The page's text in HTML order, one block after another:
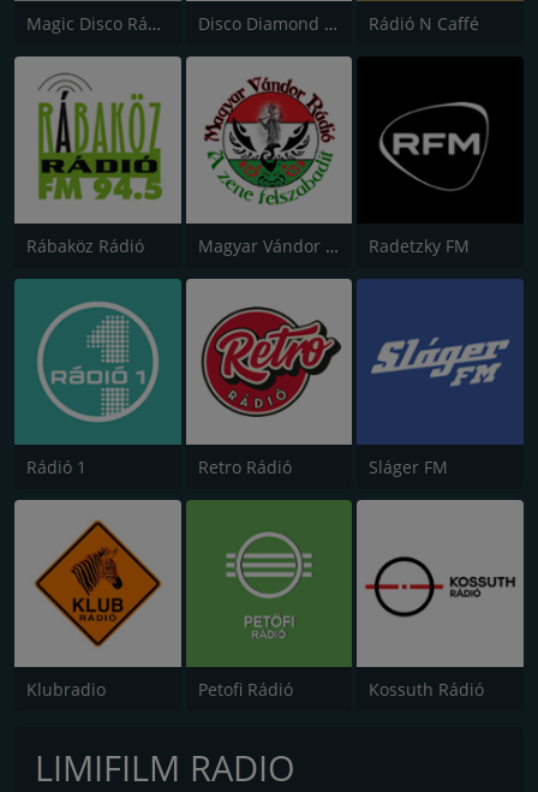
Magic Disco Rádió Disco Diamond Radio Rádió N Caffé
Rábaköz Rádió Magyar Vándor Rádió Radetzky FM
Rádió 1 Retro Rádió Sláger FM
Klubradio Petofi Rádió Kossuth Rádió
LIMIFILM RADIO